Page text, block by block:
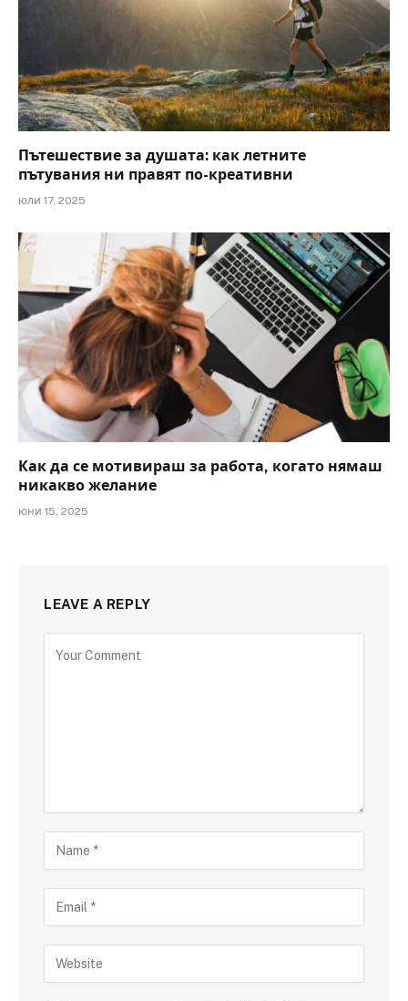
Пътешествие за душата: как летните
пътувания ни правят по-креативни
юли 17, 2025
Как да се мотивираш за работа, когато нямаш
никакво желание
юни 15, 2025
LEAVE A REPLY